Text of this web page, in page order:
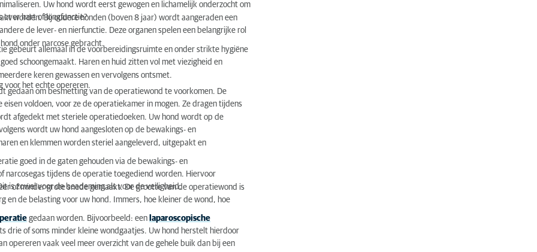
Uw hond wordt eerst gewogen en lichamelijk onderzocht om
over hart of longfunctie?
worden. Bij oudere honden (boven 8 jaar) wordt aangeraden een
de lever- en nierfunctie. Deze organen spelen een belangrijke rol
onder narcose gebracht.
gebeurt allemaal in de voorbereidingsruimte en onder strikte hygiëne
schoongemaakt. Haren en huid zitten vol met viezigheid en
keren gewassen en vervolgens ontsmet.
voor het echte opereren.
gedaan om besmetting van de operatiewond te voorkomen. De
voldoen, voor ze de operatiekamer in mogen. Ze dragen tijdens
afgedekt met steriele operatiedoeken. Uw hond wordt op de
wordt uw hond aangesloten op de bewakings- en
en klemmen worden steriel aangeleverd, uitgepakt en
goed in de gaten gehouden via de bewakings- en
narcosegas tijdens de operatie toegediend worden. Hiervoor
is zowel voor de beademing als voor de veiligheid.
of minder grote snede gemaakt. De grootte van de operatiewond is
en de belasting voor uw hond. Immers, hoe kleiner de wond, hoe
gedaan worden. Bijvoorbeeld: een laparoscopische
drie of soms minder kleine wondgaatjes. Uw hond herstelt hierdoor
opereren vaak veel meer overzicht van de gehele buik dan bij een